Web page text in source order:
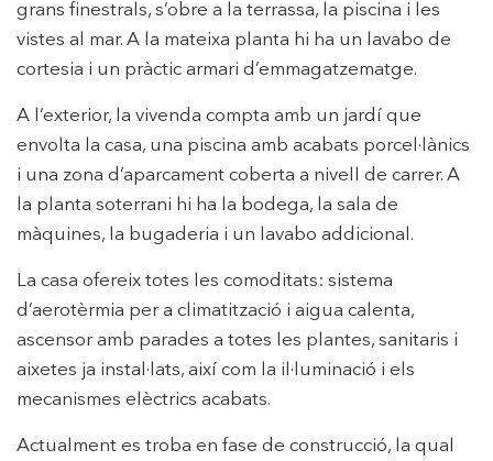
grans finestrals, s’obre a la terrassa, la piscina i les
vistes al mar. A la mateixa planta hi ha un lavabo de
cortesia i un pràctic armari d’emmagatzematge.
A l’exterior, la vivenda compta amb un jardí que
envolta la casa, una piscina amb acabats porcel·lànics
i una zona d’aparcament coberta a nivell de carrer. A
la planta soterrani hi ha la bodega, la sala de
màquines, la bugaderia i un lavabo addicional.
La casa ofereix totes les comoditats: sistema
d’aerotèrmia per a climatització i aigua calenta,
ascensor amb parades a totes les plantes, sanitaris i
aixetes ja instal·lats, així com la il·luminació i els
mecanismes elèctrics acabats.
Actualment es troba en fase de construcció, la qual